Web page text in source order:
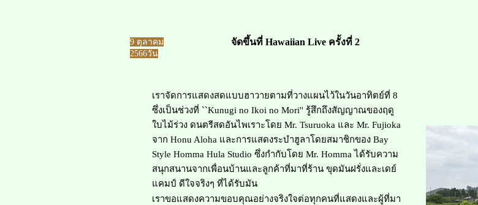
จัดขึ้นที่ Hawaiian Live​ ครั้งที่ 2
​9 ตุลาคม
2566วัน
เราจัดการแสดงสดแบบฮาวายตามที่วางแผนไว้ในวันอาทิตย์ที่ 8
ซึ่งเป็นช่วงที่ ``Kunugi no Ikoi no Mori'' รู้สึกถึงสัญญาณของฤดู
ใบไม้ร่วง ดนตรีสดอันไพเราะโดย Mr. Tsuruoka และ Mr. Fujioka
จาก Honu Aloha และการแสดงระบำฮูลาโดยสมาชิกของ Bay
Style Homma Hula Studio ซึ่งกำกับโดย Mr. Homma ได้รับความ
สนุกสนานจากเพื่อนบ้านและลูกค้าที่มาที่ร้าน ขุดมันฝรั่งและเดย์
แคมป์ ดีใจจริงๆ ที่ได้รับมัน
เราขอแสดงความขอบคุณอย่างจริงใจต่อทุกคนที่แสดงและผู้ที่มา